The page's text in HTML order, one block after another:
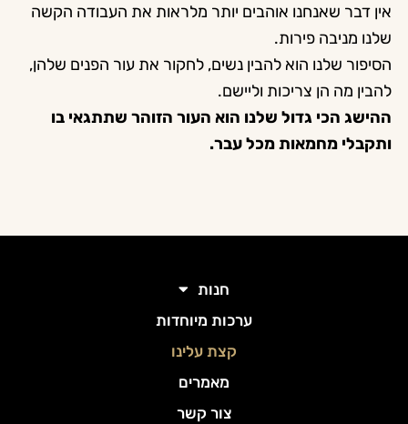
אין דבר שאנחנו אוהבים יותר מלראות את העבודה הקשה
שלנו מניבה פירות.
הסיפור שלנו הוא להבין נשים, לחקור את עור הפנים שלהן,
להבין מה הן צריכות וליישם.
ההישג הכי גדול שלנו הוא העור הזוהר שתתגאי בו
ותקבלי מחמאות מכל עבר.
חנות
ערכות מיוחדות
קצת עלינו
מאמרים
צור קשר